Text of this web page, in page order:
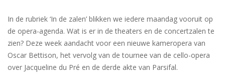
In de rubriek ‘In de zalen’ blikken we iedere maandag vooruit op
de opera-agenda. Wat is er in de theaters en de concertzalen te
zien? Deze week aandacht voor een nieuwe kameropera van
Oscar Bettison, het vervolg van de tournee van de cello-opera
over Jacqueline du Pré en de derde akte van Parsifal.